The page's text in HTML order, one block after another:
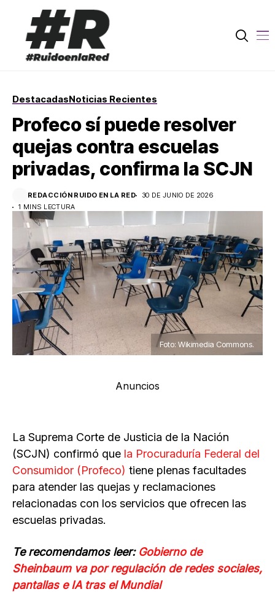
DestacadasNoticias Recientes
Profeco sí puede resolver
quejas contra escuelas
privadas, confirma la SCJN
REDACCIÓN RUIDO EN LA RED
30 DE JUNIO DE 2026
1 MINS LECTURA
Foto: Wikimedia Commons.
Anuncios
La Suprema Corte de Justicia de la Nación
(SCJN) confirmó que la Procuraduría Federal del
Consumidor (Profeco) tiene plenas facultades
para atender las quejas y reclamaciones
relacionadas con los servicios que ofrecen las
escuelas privadas.
Te recomendamos leer: Gobierno de
Sheinbaum va por regulación de redes sociales,
pantallas e IA tras el Mundial